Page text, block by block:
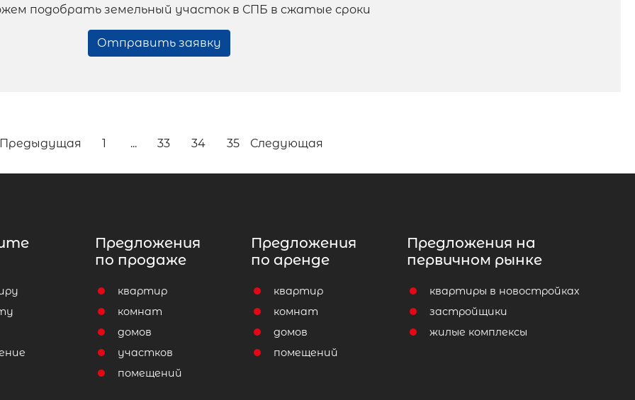
подобрать земельный участок в СПБ в сжатые сроки
Отправить заявку
Предыдущая 1 ... 33 34 35 Следующая
Предложения
по продаже
квартир
комнат
домов
участков
помещений
Предложения
по аренде
квартир
комнат
домов
помещений
Предложения на
первичном рынке
квартиры в новостройках
застройщики
жилые комплексы